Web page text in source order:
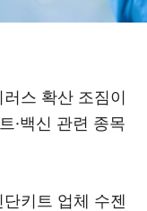
스 확산 조짐이
·백신 관련 종목
키트 업체 수젠